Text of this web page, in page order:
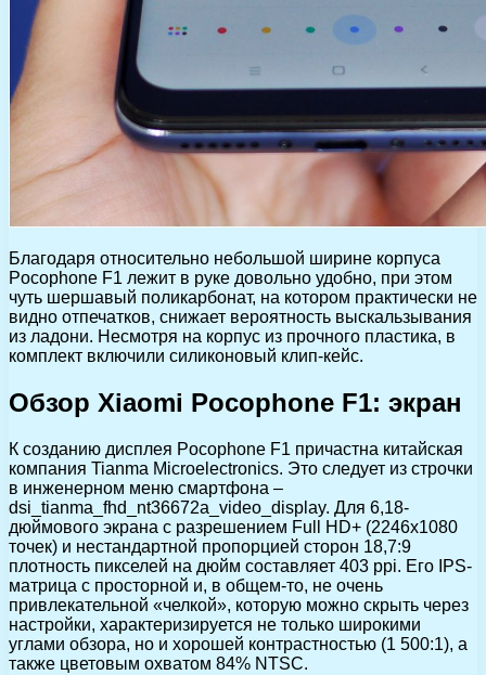
Благодаря относительно небольшой ширине корпуса
Pocophone F1 лежит в руке довольно удобно, при этом
чуть шершавый поликарбонат, на котором практически не
видно отпечатков, снижает вероятность выскальзывания
из ладони. Несмотря на корпус из прочного пластика, в
комплект включили силиконовый клип-кейс.
Обзор Xiaomi Pocophone F1: экран
К созданию дисплея Pocophone F1 причастна китайская
компания Tianma Microelectronics. Это следует из строчки
в инженерном меню смартфона –
dsi_tianma_fhd_nt36672a_video_display. Для 6,18-
дюймового экрана с разрешением Full HD+ (2246х1080
точек) и нестандартной пропорцией сторон 18,7:9
плотность пикселей на дюйм составляет 403 ppi. Его IPS-
матрица с просторной и, в общем-то, не очень
привлекательной «челкой», которую можно скрыть через
настройки, характеризируется не только широкими
углами обзора, но и хорошей контрастностью (1 500:1), а
также цветовым охватом 84% NTSC.